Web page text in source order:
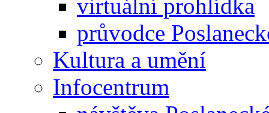
virtuální prohlídka
průvodce
Kultura a umění
Infocentrum